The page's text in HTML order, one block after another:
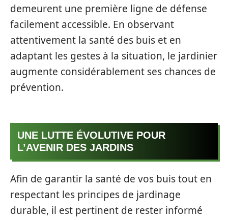
demeurent une première ligne de défense
facilement accessible. En observant
attentivement la santé des buis et en
adaptant les gestes à la situation, le jardinier
augmente considérablement ses chances de
prévention.
UNE LUTTE ÉVOLUTIVE POUR
L’AVENIR DES JARDINS
Afin de garantir la santé de vos buis tout en
respectant les principes de jardinage
durable, il est pertinent de rester informé